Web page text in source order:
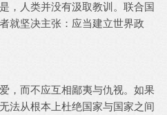
，人类并没有汲取教训。联合国
就坚决主张：应当建立世界政
，而不应互相鄙夷与仇视。如果
法从根本上杜绝国家与国家之间